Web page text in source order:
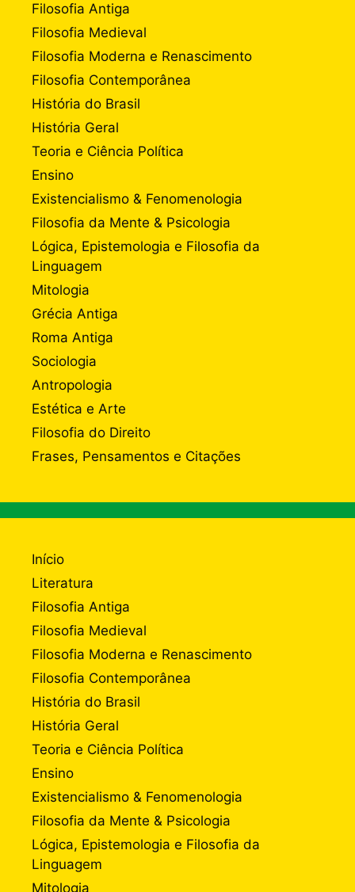
Filosofia Antiga
Filosofia Medieval
Filosofia Moderna e Renascimento
Filosofia Contemporânea
História do Brasil
História Geral
Teoria e Ciência Política
Ensino
Existencialismo & Fenomenologia
Filosofia da Mente & Psicologia
Lógica, Epistemologia e Filosofia da
Linguagem
Mitologia
Grécia Antiga
Roma Antiga
Sociologia
Antropologia
Estética e Arte
Filosofia do Direito
Frases, Pensamentos e Citações
Início
Literatura
Filosofia Antiga
Filosofia Medieval
Filosofia Moderna e Renascimento
Filosofia Contemporânea
História do Brasil
História Geral
Teoria e Ciência Política
Ensino
Existencialismo & Fenomenologia
Filosofia da Mente & Psicologia
Lógica, Epistemologia e Filosofia da
Linguagem
Mitologia